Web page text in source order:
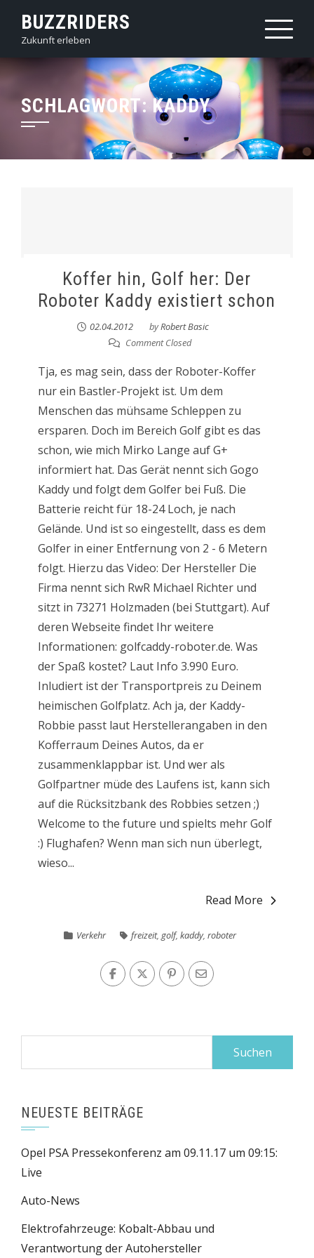
content
BUZZRIDERS
Zukunft erleben
SCHLAGWORT:KADDY
Koffer hin, Golf her: Der
Roboter Kaddy existiert schon
02.04.2012 byRobert Basic
Comment Closed
Tja, es mag sein, dass der Roboter-Koffer
nur ein Bastler-Projekt ist. Um dem
Menschen das mühsame Schleppen zu
ersparen. Doch im Bereich Golf gibt es das
schon, wie mich Mirko Lange auf G+
informiert hat. Das Gerät nennt sich Gogo
Kaddy und folgt dem Golfer bei Fuß. Die
Batterie reicht für 18-24 Loch, je nach
Gelände. Und ist so eingestellt, dass es dem
Golfer in einer Entfernung von 2 - 6 Metern
folgt. Hierzu das Video: Der Hersteller Die
Firma nennt sich RwR Michael Richter und
sitzt in 73271 Holzmaden (bei Stuttgart). Auf
deren Webseite findet Ihr weitere
Informationen: golfcaddy-roboter.de. Was
der Spaß kostet? Laut Info 3.990 Euro.
Inludiert ist der Transportpreis zu Deinem
heimischen Golfplatz. Ach ja, der Kaddy-
Robbie passt laut Herstellerangaben in den
Kofferraum Deines Autos, da er
zusammenklappbar ist. Und wer als
Golfpartner müde des Laufens ist, kann sich
auf die Rücksitzbank des Robbies setzen ;)
Welcome to the future und spielts mehr Golf
:) Flughafen? Wenn man sich nun überlegt,
wieso...
Read More
Verkehr freizeit, golf, kaddy, roboter
NEUESTE BEITRÄGE
Opel PSA Pressekonferenz am 09.11.17 um 09:15:
Live
Auto-News
Elektrofahrzeuge: Kobalt-Abbau und
Verantwortung der Autohersteller